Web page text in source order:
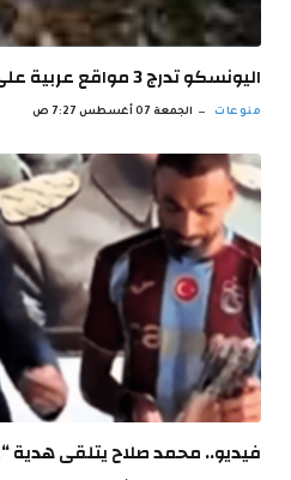
اليونسكو تدرج 3 مواقع عربية على قائمة التراث المهدد
منوعات الجمعة 07 أغسطس 7:27 ص
فيديو.. محمد صلاح يتلقى هدية